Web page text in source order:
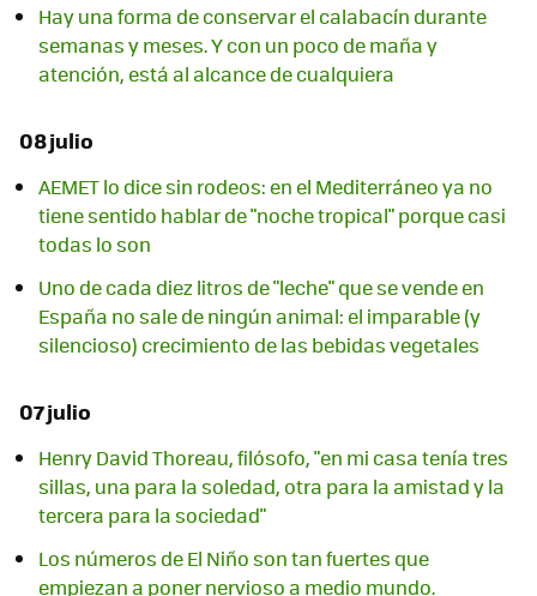
Hay una forma de conservar el calabacín durante
semanas y meses. Y con un poco de maña y
atención, está al alcance de cualquiera
08 julio
AEMET lo dice sin rodeos: en el Mediterráneo ya no
tiene sentido hablar de "noche tropical" porque casi
todas lo son
Uno de cada diez litros de "leche" que se vende en
España no sale de ningún animal: el imparable (y
silencioso) crecimiento de las bebidas vegetales
07 julio
Henry David Thoreau, filósofo, "en mi casa tenía tres
sillas, una para la soledad, otra para la amistad y la
tercera para la sociedad"
Los números de El Niño son tan fuertes que
empiezan a poner nervioso a medio mundo.